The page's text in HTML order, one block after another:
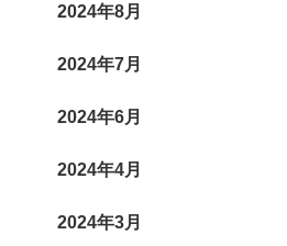
2024年8月
2024年7月
2024年6月
2024年4月
2024年3月